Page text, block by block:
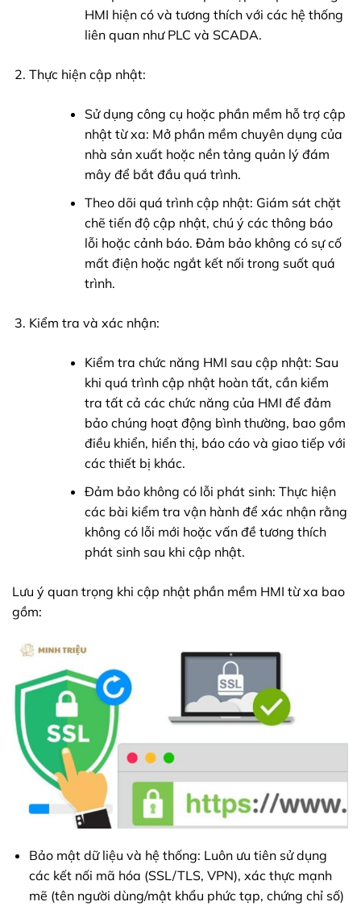
HMI hiện có và tương thích với các hệ thống
liên quan như PLC và SCADA.
Thực hiện cập nhật:
Sử dụng công cụ hoặc phần mềm hỗ trợ cập
nhật từ xa: Mở phần mềm chuyên dụng của
nhà sản xuất hoặc nền tảng quản lý đám
mây để bắt đầu quá trình.
Theo dõi quá trình cập nhật: Giám sát chặt
chẽ tiến độ cập nhật, chú ý các thông báo
lỗi hoặc cảnh báo. Đảm bảo không có sự cố
mất điện hoặc ngắt kết nối trong suốt quá
trình.
Kiểm tra và xác nhận:
Kiểm tra chức năng HMI sau cập nhật: Sau
khi quá trình cập nhật hoàn tất, cần kiểm
tra tất cả các chức năng của HMI để đảm
bảo chúng hoạt động bình thường, bao gồm
điều khiển, hiển thị, báo cáo và giao tiếp với
các thiết bị khác.
Đảm bảo không có lỗi phát sinh: Thực hiện
các bài kiểm tra vận hành để xác nhận rằng
không có lỗi mới hoặc vấn đề tương thích
phát sinh sau khi cập nhật.
Lưu ý quan trọng khi cập nhật phần mềm HMI từ xa bao
gồm:
Bảo mật dữ liệu và hệ thống: Luôn ưu tiên sử dụng
các kết nối mã hóa (SSL/TLS, VPN), xác thực mạnh
mẽ (tên người dùng/mật khẩu phức tạp, chứng chỉ số)